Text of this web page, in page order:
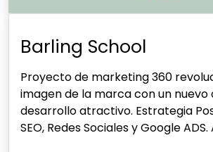
Barling School
Proyecto de marketing 360
imagen de la marca con un nuevo
desarrollo atractivo. Estrategia
SEO, Redes Sociales y Google